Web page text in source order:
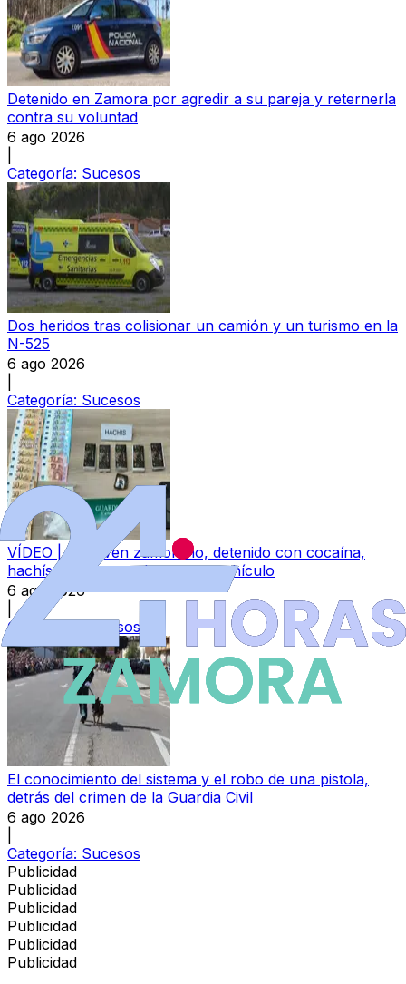
Detenido en Zamora por agredir a su pareja y reternerla
contra su voluntad
6 ago 2026
Categoría: Sucesos
Dos heridos tras colisionar un camión y un turismo en la
N-525
6 ago 2026
Categoría: Sucesos
VÍDEO | Un joven zamorano, detenido con cocaína,
hachís y dinero ocultos en su vehículo
6 ago 2026
Categoría:Sucesos
El conocimiento del sistema y el robo de una pistola,
detrás del crimen de la Guardia Civil
6 ago 2026
Categoría: Sucesos
Publicidad
Publicidad
Publicidad
Publicidad
Publicidad
Publicidad